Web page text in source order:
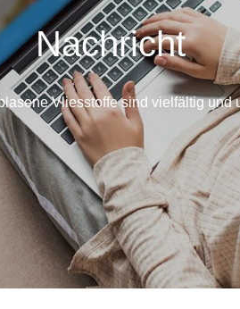
Nachricht
Vliesstoffe sind vielfältig